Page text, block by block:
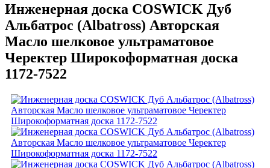
Инженерная доска COSWICK Дуб
Альбатрос (Albatross) Авторская
Масло шелковое ультраматовое
Черектер Широкоформатная доска
1172-7522